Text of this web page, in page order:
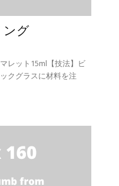
ング
レット15ml【技法】ビ
クグラスに材料を注